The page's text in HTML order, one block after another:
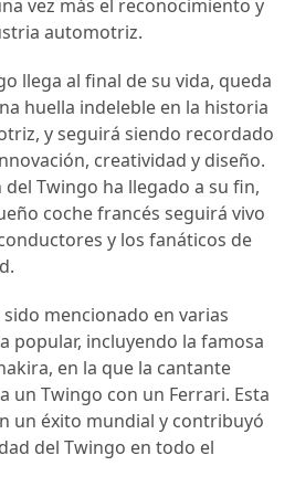
vez más el reconocimiento y
automotriz.
llega al final de su vida, queda
huella indeleble en la historia
y seguirá siendo recordado
creatividad y diseño.
Twingo ha llegado a su fin,
coche francés seguirá vivo
y los fanáticos de
mencionado en varias
popular, incluyendo la famosa
en la que la cantante
un Twingo con un Ferrari. Esta
un éxito mundial y contribuyó
del Twingo en todo el